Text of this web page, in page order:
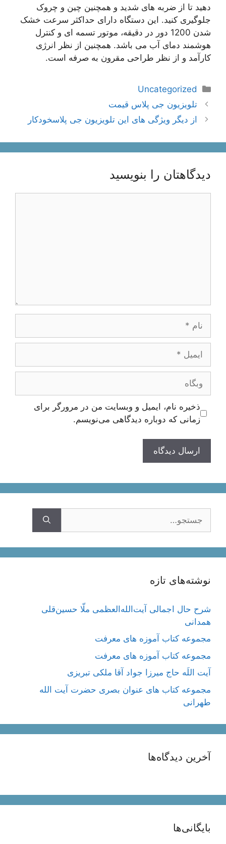
دهید تا از ضربه های شدید و همچنین چین و چروک
جلوگیری کنید. این دستگاه دارای حداکثر سرعت خشک
شدن 1200 دور در دقیقه، موتور تسمه ای و کنترل
هوشمند دمای آب می باشد. همچنین از نظر انرژی
کارآمد و از نظر طراحی مقرون به صرفه است.
دسته‌ها
Uncategorized
ناوبری
نوشته‌ها
تلویزیون جی پلاس قیمت
از دیگر ویژگی های این تلویزیون جی پلاسخودکار
دیدگاهتان را بنویسید
ایمیل
وبگاه
ذخیره نام، ایمیل و وبسایت من در مرورگر برای
زمانی که دوباره دیدگاهی می‌نویسم.
نوشته‌های تازه
شرح حال اجمالی آیت‌الله‌العظمی ملّا حسین‌قلی
همدانی
مجموعه کتاب آموزه های معرفت
مجموعه کتاب آموزه های معرفت
آیت اللَه حاج میرزا جواد آقا ملکی تبریزی
مجموعه کتاب های عنوان بصری حضرت آیت الله
طهرانی
آخرین دیدگاه‌ها
بایگانی‌ها